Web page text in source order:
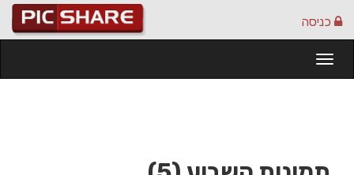
כניסה